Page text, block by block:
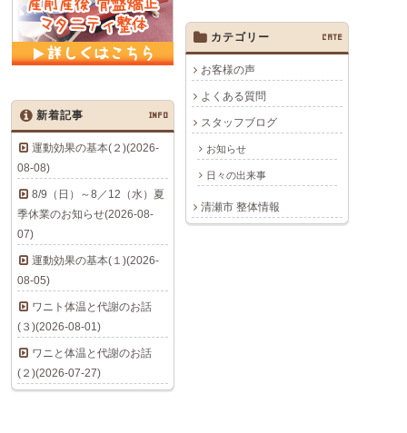
カテゴリー CATE
お客様の声
よくある質問
スタッフブログ
お知らせ
日々の出来事
清瀬市 整体情報
新着記事 INFO
運動効果の基本(２)(2026-
08-08)
8/9（日）～8／12（水）夏
季休業のお知らせ(2026-08-
07)
運動効果の基本(１)(2026-
08-05)
ワニト体温と代謝のお話
(３)(2026-08-01)
ワニと体温と代謝のお話
(２)(2026-07-27)